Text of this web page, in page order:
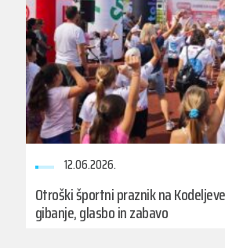
12.06.2026.
Otroški športni praznik na
gibanje, glasbo in zabavo